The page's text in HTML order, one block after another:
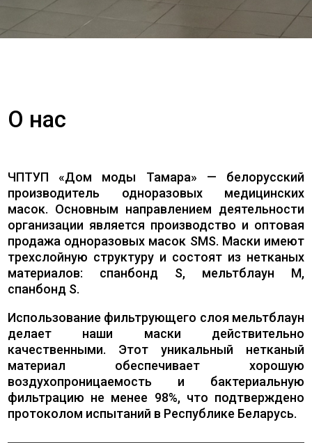
О нас
ЧПТУП «Дом моды Тамара» — белорусский
производитель одноразовых медицинских
масок. Основным направлением деятельности
организации является производство и оптовая
продажа одноразовых масок SMS. Маски имеют
трехслойную структуру и состоят из нетканых
материалов: спанбонд S, мельтблаун M,
спанбонд S.
Использование фильтрующего слоя мельтблаун
делает наши маски действительно
качественными. Этот уникальный нетканый
материал обеспечивает хорошую
воздухопроницаемость и бактериальную
фильтрацию не менее 98%, что подтверждено
протоколом испытаний в Республике Беларусь.